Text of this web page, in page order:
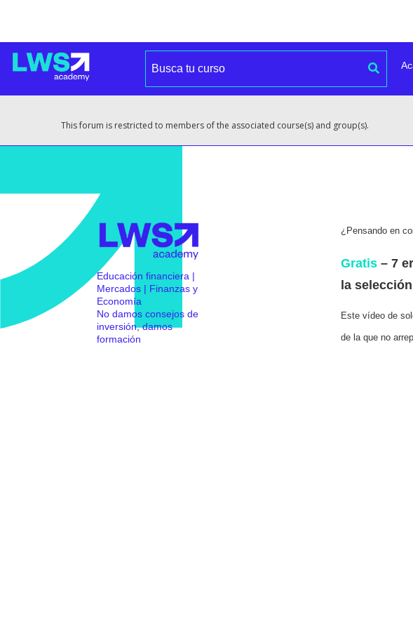
This forum is restricted to members of the associated course(s) and group(s).
Educación financiera |
Mercados | Finanzas y
Economía
No damos consejos de
inversión, damos
formación
¿Pensando en
Gratis– 7
la
Este vídeo de
de la que no